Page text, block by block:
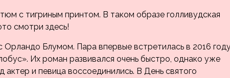
с тигриным принтом. В таком образе голливудская
смотри здесь!
Блумом. Пара впервые встретилась в 2016
Их роман развивался очень быстро, однако уже
актер и певица воссоединились. В День святого